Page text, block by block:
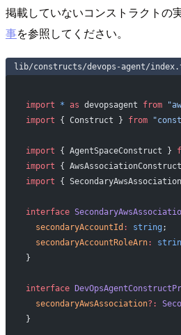
掲載していないコンストラクトの
事を参照してください。
lib/constructs/devops-agent/
import * as devopsagent from
import { Construct } from
import { AgentSpaceConstruct }
import {
import {
interface
  secondaryAccountId
: string ;
  secondaryAccountRoleArn
:
}
interface
  secondaryAwsAssociation
?:
}